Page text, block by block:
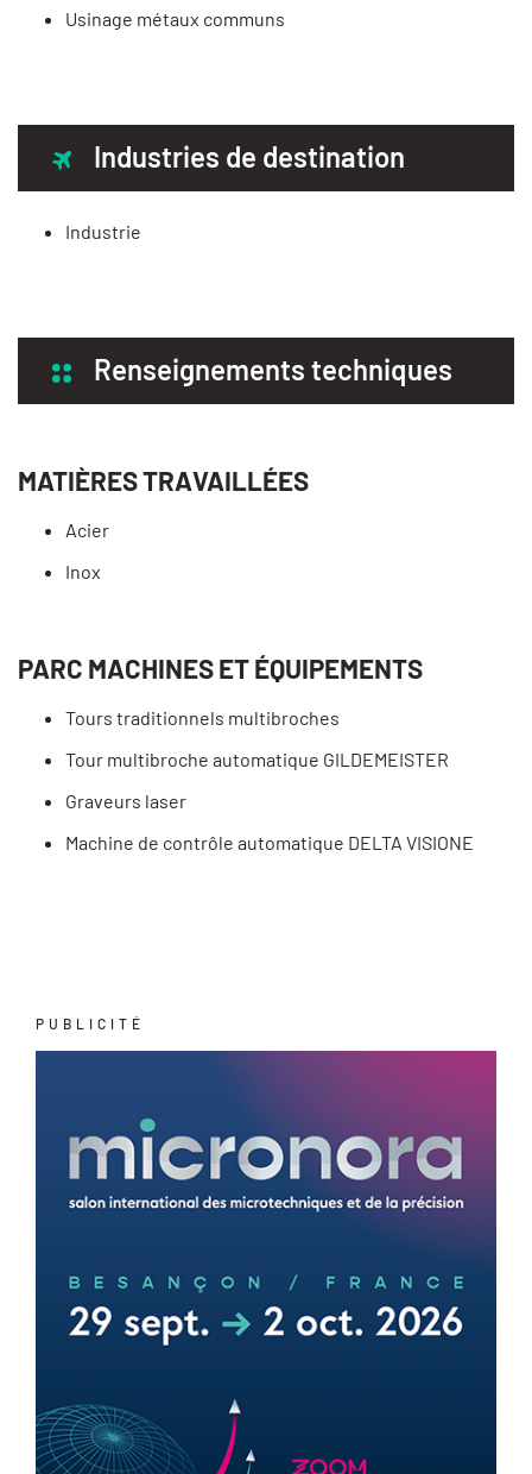
Usinage métaux communs
Industries de destination
Industrie
Renseignements techniques
MATIÈRES TRAVAILLÉES
Acier
Inox
PARC MACHINES ET ÉQUIPEMENTS
Tours traditionnels multibroches
Tour multibroche automatique GILDEMEISTER
Graveurs laser
Machine de contrôle automatique DELTA VISIONE
PUBLICITÉ